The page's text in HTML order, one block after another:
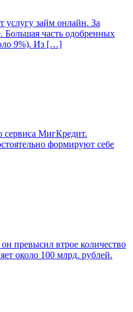
услугу займ онлайн. За
часть одобренных
9%). Из […]
сервиса МигКредит.
формируют себе
превысил втрое количество
около 100 млрд. рублей.